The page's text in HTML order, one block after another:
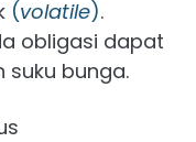
(volatile).
obligasi dapat
suku bunga.